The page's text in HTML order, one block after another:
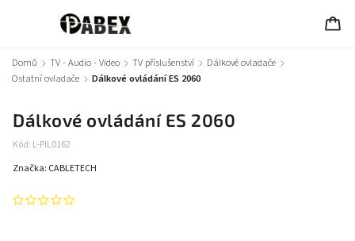
Domů / TV - Audio - Video / TV příslušenství / Dálkové ovladače /
Ostatní ovladače / Dálkové ovládání ES 2060
Dálkové ovládání ES 2060
Kód: L-PIL0162
Značka: CABLETECH